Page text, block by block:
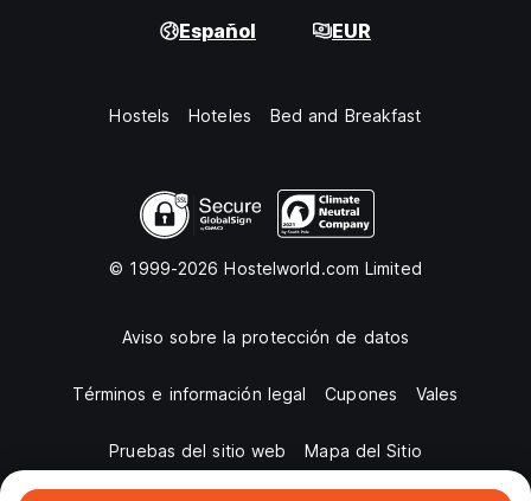
Español EUR
Hostels Hoteles Bed and Breakfast
© 1999-2026 Hostelworld.com Limited
Aviso sobre la protección de datos
Términos e información legal Cupones Vales
Pruebas del sitio web Mapa del Sitio